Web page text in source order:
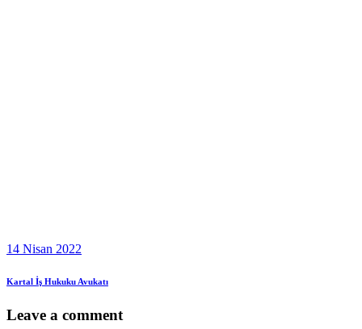
14 Nisan 2022
Kartal İş Hukuku Avukatı
Leave a comment